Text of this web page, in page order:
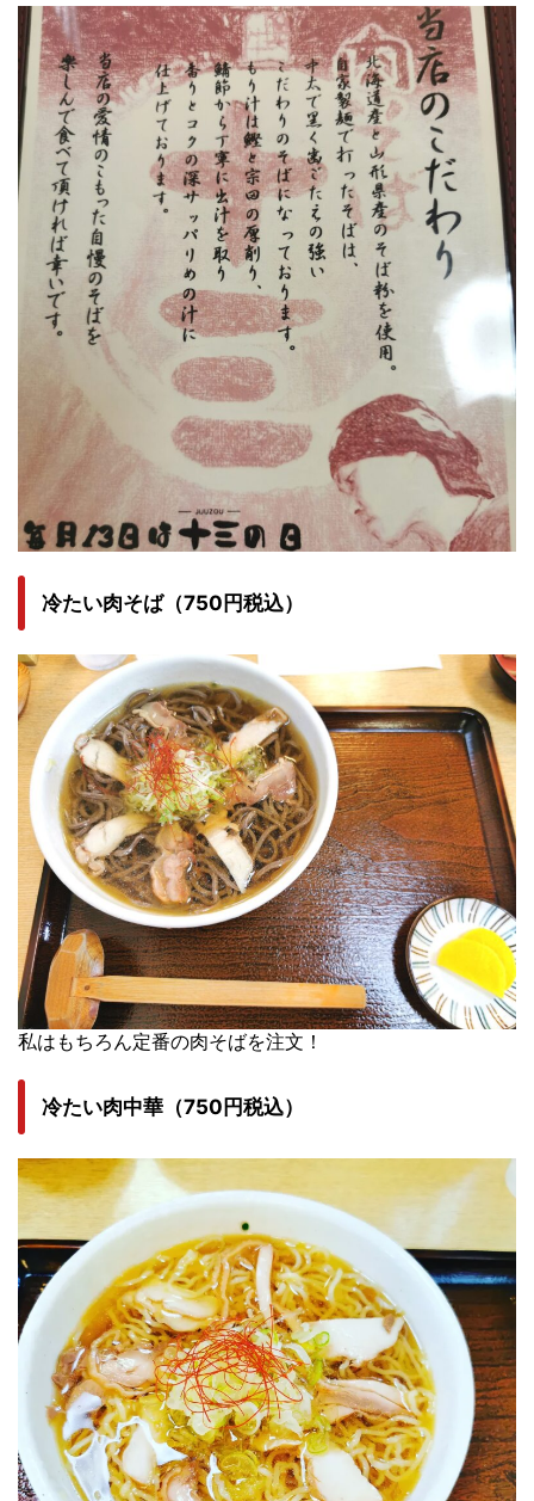
冷たい肉そば（750円税込）
私はもちろん定番の肉そばを注文！
冷たい肉中華（750円税込）